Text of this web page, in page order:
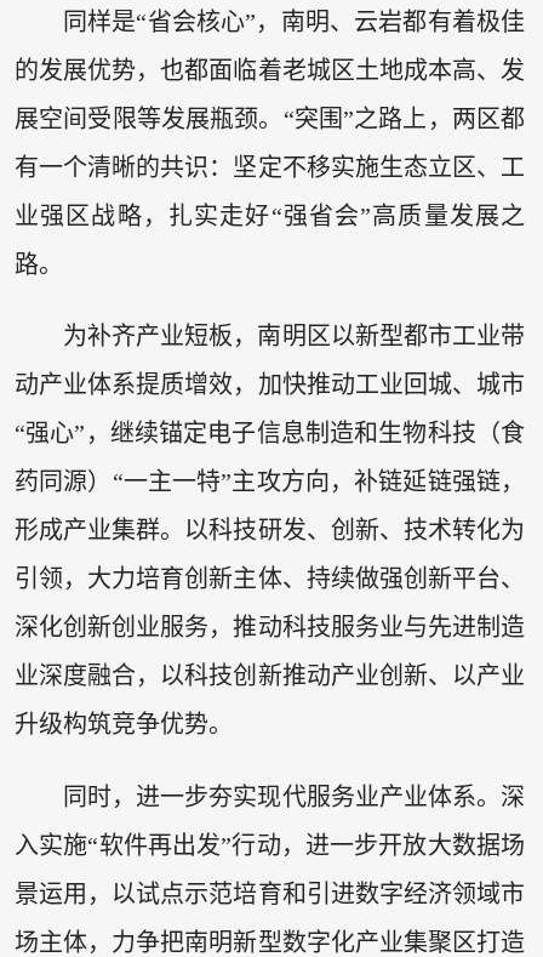
同样是“省会核心”，南明、云岩都有着极佳
的发展优势，也都面临着老城区土地成本高、发
展空间受限等发展瓶颈。“突围”之路上，两区都
有一个清晰的共识：坚定不移实施生态立区、工
业强区战略，扎实走好“强省会”高质量发展之
路。
为补齐产业短板，南明区以新型都市工业带
动产业体系提质增效，加快推动工业回城、城市
“强心”，继续锚定电子信息制造和生物科技（食
药同源）“一主一特”主攻方向，补链延链强链，
形成产业集群。以科技研发、创新、技术转化为
引领，大力培育创新主体、持续做强创新平台、
深化创新创业服务，推动科技服务业与先进制造
业深度融合，以科技创新推动产业创新、以产业
升级构筑竞争优势。
同时，进一步夯实现代服务业产业体系。深
入实施“软件再出发”行动，进一步开放大数据场
景运用，以试点示范培育和引进数字经济领域市
场主体，力争把南明新型数字化产业集聚区打造